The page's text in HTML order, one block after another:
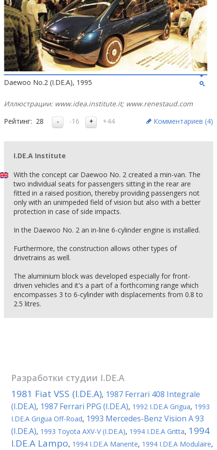
Daewoo No.2 (I.DE.A), 1995
Иллюстрации: www.idea.institute.it; www.renestaud.com
Рейтинг: 28 -16 +44 Комментариев (4)
I.DE.A Institute
With the concept car Daewoo No. 2 created a min-van. The
two individual seats for passengers sitting in the rear are
fitted in a raised position, thereby providing passengers not
only with an unimpeded field of vision but also with a better
protection in case of side impacts.
In the Daewoo No. 2 an in-line 6-cylinder engine is installed.
Furthermore, the construction allows other types of
drivetrains as well.
The aluminium block was developed especially for front-
driven vehicles and it's a part of a forthcoming range which
encompasses 3 to 6-cylinder with displacements from 0.8 to
2.5 litres.
Разработки студии I.DE.A
1981 Fiat VSS (I.DE.A), 1987 Ferrari 408 Integrale
(I.DE.A), 1987 Ferrari PPG (I.DE.A), 1992 I.DE.A Grigua, 1993
I.DE.A Grigua Off-Road, 1993 Mercedes-Benz Vision A 93
(I.DE.A), 1993 Toyota AXV-V (I.DE.A), 1994 I.DE.A Gritta, 1994
I.DE.A Lampo, 1994 I.DE.A Manente, 1994 I.DE.A Modulaire,